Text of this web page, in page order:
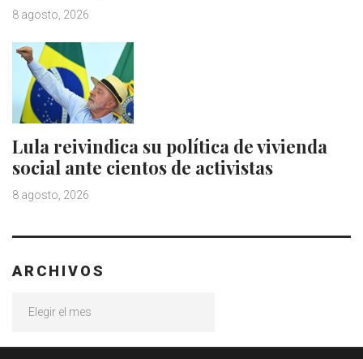
8 agosto, 2026
Lula reivindica su política de vivienda
social ante cientos de activistas
8 agosto, 2026
ARCHIVOS